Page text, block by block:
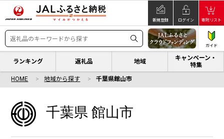
新規登録 ログイン 寄附リスト
ガイド
ランキング 返礼品 地域
キャンペーン・
特集
HOME 地域から探す 千葉県館山市
千葉県 館山市